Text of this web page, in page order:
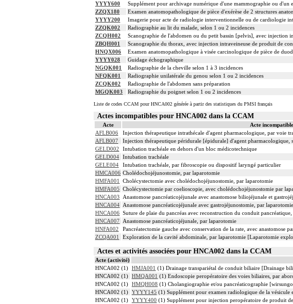
YYYY600
Supplément pour archivage numérique d'une mammographie ou d'un
ZZQX180
Examen anatomopathologique de pièce d'exérèse de 2 structures
YYYY200
Imagerie pour acte de radiologie interventionnelle ou de cardiologie
ZZQK002
Radiographie au lit du malade, selon 1 ou 2 incidences
ZCQH002
Scanographie de l'abdomen ou du petit bassin [pelvis], avec injection
ZBQH001
Scanographie du thorax, avec injection intraveineuse de produit de
HNQX006
Examen anatomopathologique à visée carcinologique de pièce de
YYYY028
Guidage échographique
NGQK001
Radiographie de la cheville selon 1 à 3 incidences
NFQK001
Radiographie unilatérale du genou selon 1 ou 2 incidences
ZCQK002
Radiographie de l'abdomen sans préparation
MGQK003
Radiographie du poignet selon 1 ou 2 incidences
Liste de codes CCAM pour HNCA002 générée à partir des statistiques du PMSI français
Actes incompatibles pour HNCA002 dans la CCAM
Acte
Acte incompatible
AFLB006
Injection thérapeutique intrathécale d'agent pharmacologique, par voie
AFLB007
Injection thérapeutique péridurale [épidurale] d'agent pharmacologique,
GELD002
Intubation trachéale en dehors d'un bloc médicotechnique
GELD004 Intubation trachéale
GELE004
Intubation trachéale, par fibroscopie ou dispositif laryngé particulier
HMCA006 Cholédochojéjunostomie, par laparotomie
HMFA001 Cholécystectomie avec cholédochojéjunostomie, par laparotomie
HMFA005 Cholécystectomie par coelioscopie, avec cholédochojéjunostomie par
HNCA003 Anastomose pancréaticojéjunale avec anastomose biliojéjunale et
HNCA004 Anastomose pancréaticojéjunale avec gastrojéjunostomie, par laparotomie
HNCA006 Suture de plaie du pancréas avec reconstruction du conduit
HNCA007 Anastomose pancréaticojéjunale, par laparotomie
HNFA002
Pancréatectomie gauche avec conservation de la rate, avec anastomose
ZCQA001
Exploration de la cavité abdominale, par laparotomie [Laparotomie
Actes et activités associées pour HNCA002 dans la CCAM
Acte (activité)
HNCA002 (1) HMJA001 (1) Drainage transpariétal de conduit biliaire [Drainage
HNCA002 (1) HMQA001 (1) Endoscopie peropératoire des voies biliaires, par
HNCA002 (1) HMQH008 (1) Cholangiographie et/ou pancréaticographie
HNCA002 (1) YYYY145 (1) Supplément pour examen radiologique de la vésicule
HNCA002 (1) YYYY400 (1) Supplément pour injection peropératoire de produit